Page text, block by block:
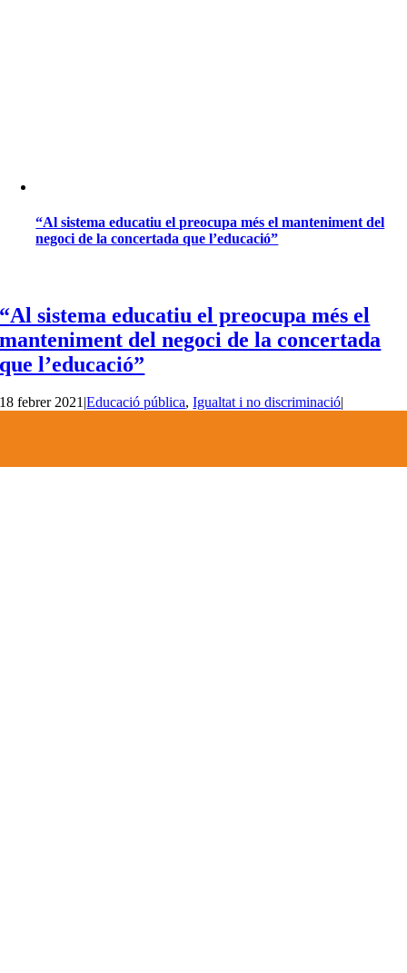
“Al sistema educatiu el preocupa més el manteniment del
negoci de la concertada que l’educació”
“Al sistema educatiu el preocupa més el
manteniment del negoci de la concertada
que l’educació”
18 febrer 2021 |Educació pública,Igualtat i no discriminació